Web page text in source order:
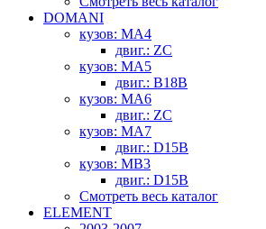
DOMANI
кузов: MA4
двиг.: ZC
кузов: MA5
двиг.: B18B
кузов: MA6
двиг.: ZC
кузов: MA7
двиг.: D15B
кузов: MB3
двиг.: D15B
Смотреть весь каталог
ELEMENT